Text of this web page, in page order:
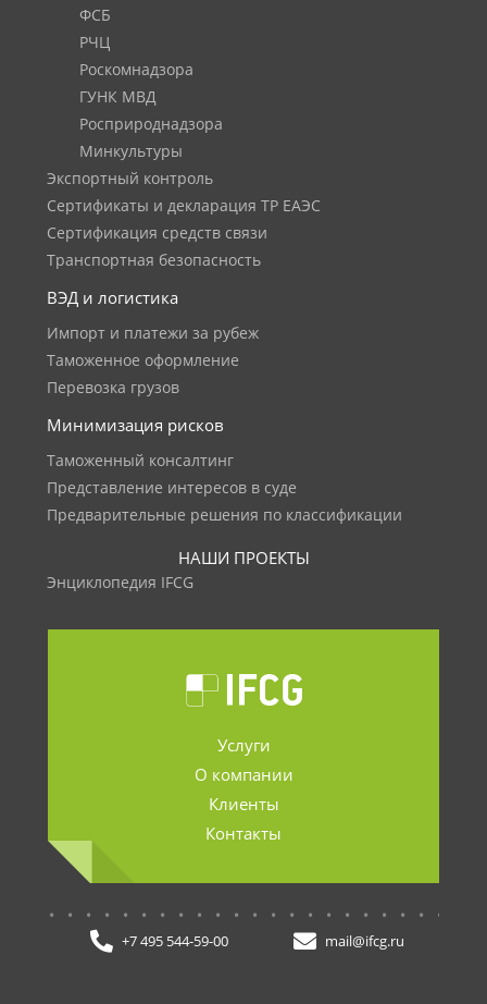
ФСБ
РЧЦ
Роскомнадзора
ГУНК МВД
Росприроднадзора
Минкультуры
Экспортный контроль
Сертификаты и декларация ТР ЕАЭС
Сертификация средств связи
Транспортная безопасность
ВЭД и логистика
Импорт и платежи за рубеж
Таможенное оформление
Перевозка грузов
Минимизация рисков
Таможенный консалтинг
Представление интересов в суде
Предварительные решения по классификации
НАШИ ПРОЕКТЫ
Энциклопедия IFCG
Услуги
О компании
Клиенты
Контакты
+7 495 544-59-00 mail@ifcg.ru